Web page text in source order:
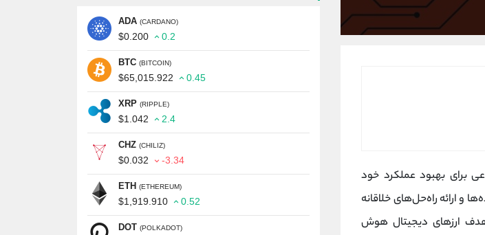
برای بهبود عملکرد خود
و ارائه راه‌حل‌های خلاقانه
هدف ارزهای دیجیتال هوش
ADA (CARDANO)
$0.200 0.2
BTC (BITCOIN)
$65,015.922 0.45
XRP (RIPPLE)
$1.042 2.4
CHZ (CHILIZ)
$0.032 -3.34
ETH (ETHEREUM)
$1,919.910 0.52
DOT (POLKADOT)